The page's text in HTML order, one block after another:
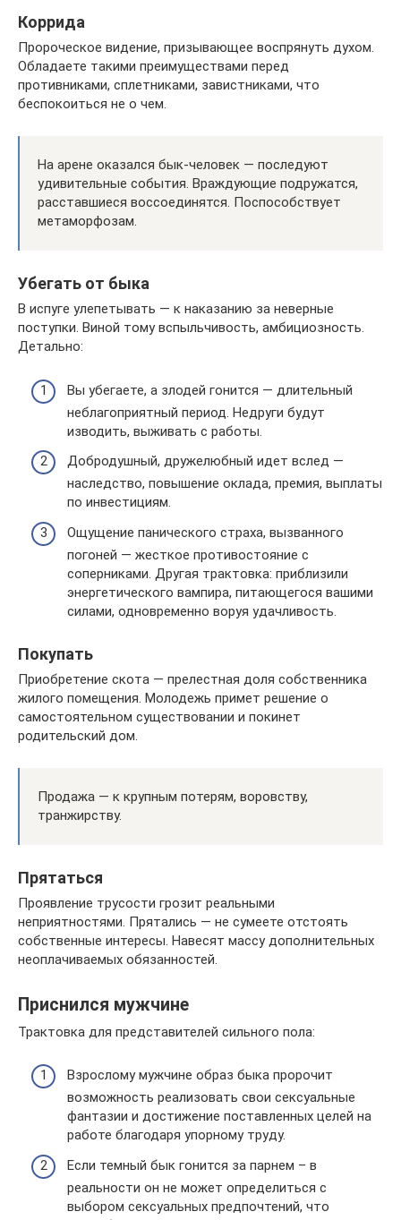
Коррида
Пророческое видение, призывающее воспрянуть духом.
Обладаете такими преимуществами перед
противниками, сплетниками, завистниками, что
беспокоиться не о чем.
На арене оказался бык-человек — последуют
удивительные события. Враждующие подружатся,
расставшиеся воссоединятся. Поспособствует
метаморфозам.
Убегать от быка
В испуге улепетывать — к наказанию за неверные
поступки. Виной тому вспыльчивость, амбициозность.
Детально:
Вы убегаете, а злодей гонится — длительный
неблагоприятный период. Недруги будут
изводить, выживать с работы.
Добродушный, дружелюбный идет вслед —
наследство, повышение оклада, премия, выплаты
по инвестициям.
Ощущение панического страха, вызванного
погоней — жесткое противостояние с
соперниками. Другая трактовка: приблизили
энергетического вампира, питающегося вашими
силами, одновременно воруя удачливость.
Покупать
Приобретение скота — прелестная доля собственника
жилого помещения. Молодежь примет решение о
самостоятельном существовании и покинет
родительский дом.
Продажа — к крупным потерям, воровству,
транжирству.
Прятаться
Проявление трусости грозит реальными
неприятностями. Прятались — не сумеете отстоять
собственные интересы. Навесят массу дополнительных
неоплачиваемых обязанностей.
Приснился мужчине
Трактовка для представителей сильного пола:
Взрослому мужчине образ быка пророчит
возможность реализовать свои сексуальные
фантазии и достижение поставленных целей на
работе благодаря упорному труду.
Если темный бык гонится за парнем – в
реальности он не может определиться с
выбором сексуальных предпочтений, что